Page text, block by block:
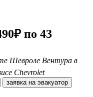
по 43
Шевроле Вентура в
Chevrolet
заявка на эвакуатор